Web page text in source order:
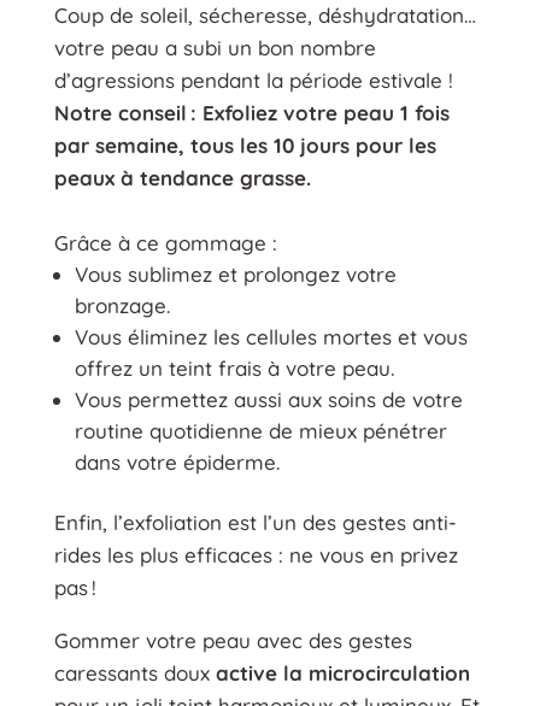
Coup de soleil, sécheresse, déshydratation…
votre peau a subi un bon nombre
d’agressions pendant la période estivale !
Notre conseil : Exfoliez votre peau 1 fois
par semaine, tous les 10 jours pour les
peaux à tendance grasse.
Grâce à ce gommage :
Vous sublimez et prolongez votre
bronzage.
Vous éliminez les cellules mortes et vous
offrez un teint frais à votre peau.
Vous permettez aussi aux soins de votre
routine quotidienne de mieux pénétrer
dans votre épiderme.
Enfin, l’exfoliation est l’un des gestes anti-
rides les plus efficaces : ne vous en privez
pas !
Gommer votre peau avec des gestes
caressants doux active la microcirculation